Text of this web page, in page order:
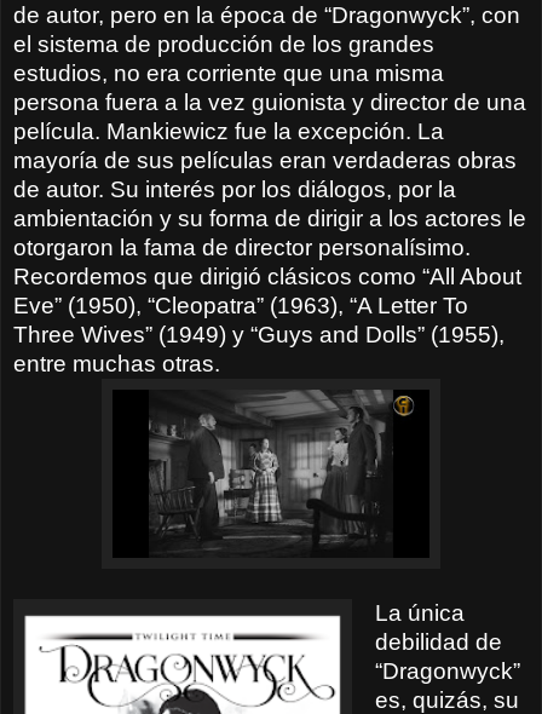
de autor, pero en la época de “Dragonwyck”, con
el sistema de producción de los grandes
estudios, no era corriente que una misma
persona fuera a la vez guionista y director de una
película. Mankiewicz fue la excepción. La
mayoría de sus películas eran verdaderas obras
de autor. Su interés por los diálogos, por la
ambientación y su forma de dirigir a los actores le
otorgaron la fama de director personalísimo.
Recordemos que dirigió clásicos como “All About
Eve” (1950), “Cleopatra” (1963), “A Letter To
Three Wives” (1949) y “Guys and Dolls” (1955),
entre muchas otras.
La única
debilidad de
“Dragonwyck”
es, quizás, su